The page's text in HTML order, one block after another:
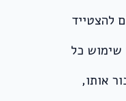
להצטייד
שימוש כל
אותו,